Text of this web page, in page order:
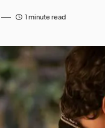
1 minute read